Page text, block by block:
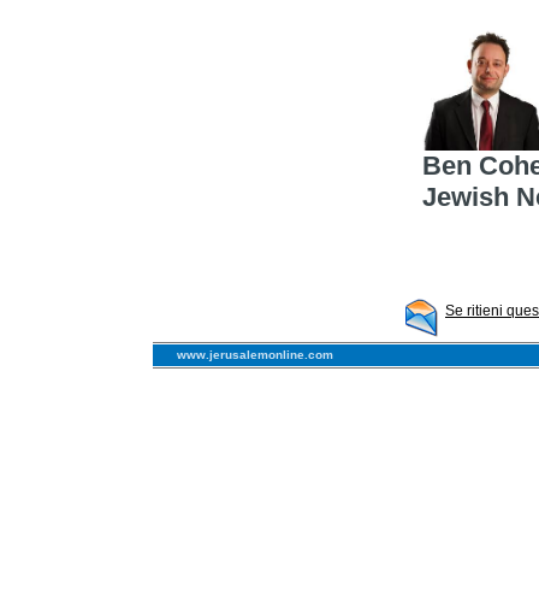
Ben
Jewish
Se ritieni
www.jerusalemonline.com